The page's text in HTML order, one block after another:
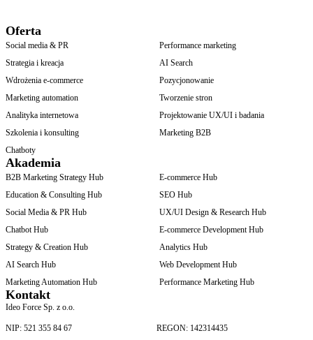
Oferta
Social media & PR
Performance marketing
Strategia i kreacja
AI Search
Wdrożenia e-commerce
Pozycjonowanie
Marketing automation
Tworzenie stron
Analityka internetowa
Projektowanie UX/UI i badania
Szkolenia i konsulting
Marketing B2B
Chatboty
Akademia
B2B Marketing Strategy Hub
E-commerce Hub
Education & Consulting Hub
SEO Hub
Social Media & PR Hub
UX/UI Design & Research Hub
Chatbot Hub
E-commerce Development Hub
Strategy & Creation Hub
Analytics Hub
AI Search Hub
Web Development Hub
Marketing Automation Hub
Performance Marketing Hub
Kontakt
Ideo Force Sp. z o.o.
NIP: 521 355 84 67
REGON: 142314435